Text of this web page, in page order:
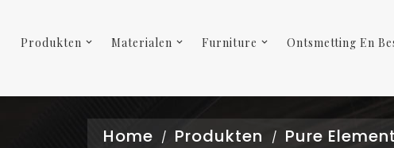
Produkten Materialen Furniture Ontsmetting En
Home Produkten Pure